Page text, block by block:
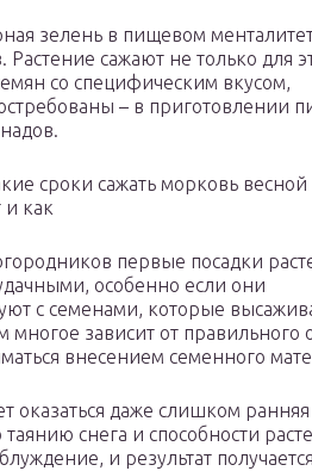
зелень в пищевом
Растение сажают не только для
со специфическим вкусом,
– в приготовлении
сроки сажать морковь весной
и как
первые посадки
особенно если они
с семенами, которые
зависит от
внесением семенного
оказаться даже слишком
снега и способности
и результат